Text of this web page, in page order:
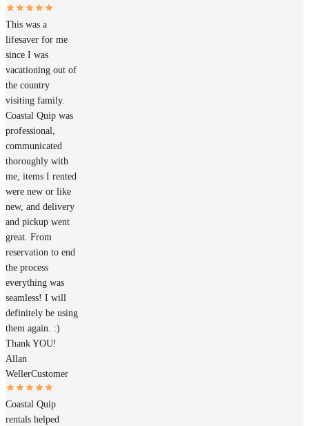
This was a
lifesaver for me
since I was
vacationing out of
the country
visiting family.
Coastal Quip was
professional,
communicated
thoroughly with
me, items I rented
were new or like
new, and delivery
and pickup went
great. From
reservation to end
the process
everything was
seamless! I will
definitely be using
them again. :)
Thank YOU!
Allan
WellerCustomer
Coastal Quip
rentals helped